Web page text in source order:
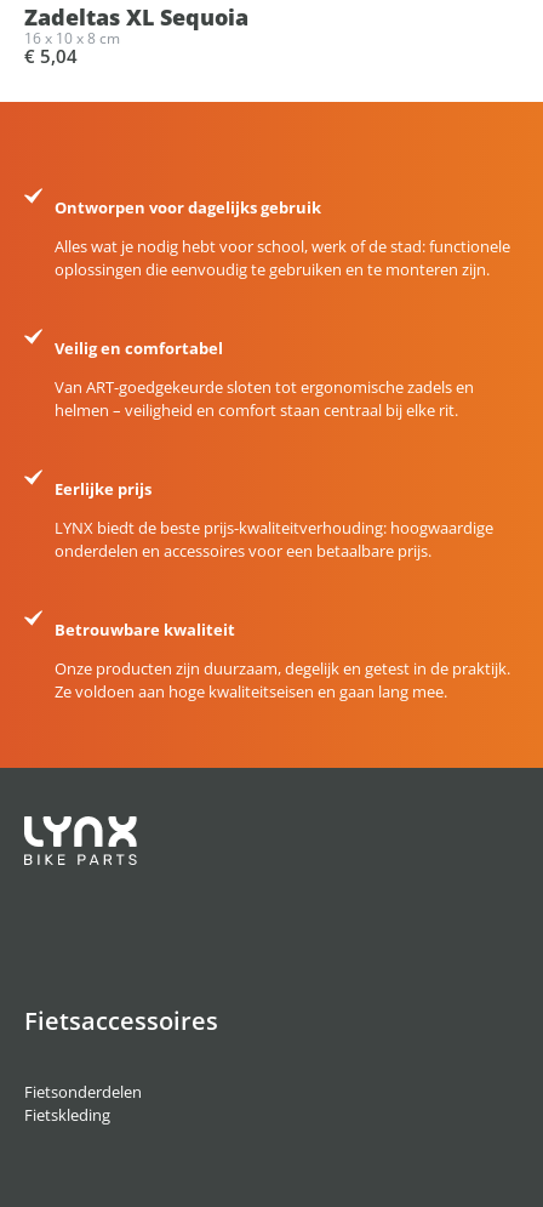
Zadeltas XL Sequoia
16 x 10 x 8 cm
€ 5,04
Ontworpen voor dagelijks gebruik
Alles wat je nodig hebt voor school, werk of de stad: functionele
oplossingen die eenvoudig te gebruiken en te monteren zijn.
Veilig en comfortabel
Van ART-goedgekeurde sloten tot ergonomische zadels en
helmen – veiligheid en comfort staan centraal bij elke rit.
Eerlijke prijs
LYNX biedt de beste prijs-kwaliteitverhouding: hoogwaardige
onderdelen en accessoires voor een betaalbare prijs.
Betrouwbare kwaliteit
Onze producten zijn duurzaam, degelijk en getest in de praktijk.
Ze voldoen aan hoge kwaliteitseisen en gaan lang mee.
Fietsaccessoires
Fietsonderdelen
Fietskleding